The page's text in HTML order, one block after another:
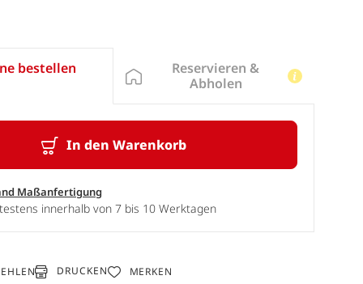
bestellen
In den Warenkorb
Maßanfertigung
innerhalb von 7 bis 10 Werktagen
Reservieren &
Abholen
DRUCKEN MERKEN